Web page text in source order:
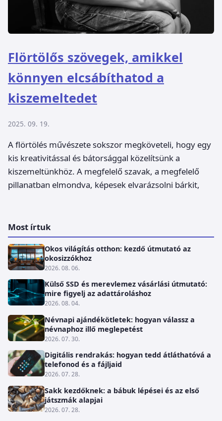
Flörtölős szövegek, amikkel
könnyen elcsábíthatod a
kiszemeltedet
2025. 09. 19.
A flörtölés művészete sokszor megköveteli, hogy egy
kis kreativitással és bátorsággal közelítsünk a
kiszemeltünkhöz. A megfelelő szavak, a megfelelő
pillanatban elmondva, képesek elvarázsolni bárkit,
Most írtuk
Okos világítás otthon: kezdő útmutató az
okosizzókhoz
2026. 08. 06.
Külső SSD és merevlemez vásárlási útmutató:
mire figyelj az adattároláshoz
2026. 08. 04.
Névnapi ajándékötletek: hogyan válassz a
névnaphoz illő meglepetést
2026. 07. 30.
Digitális rendrakás: hogyan tedd átláthatóvá a
telefonod és a fájljaid
2026. 07. 28.
Sakk kezdőknek: a bábuk lépései és az első
játszmák alapjai
2026. 07. 28.